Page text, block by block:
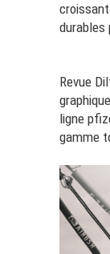
durables
Revue
ligne
gamme